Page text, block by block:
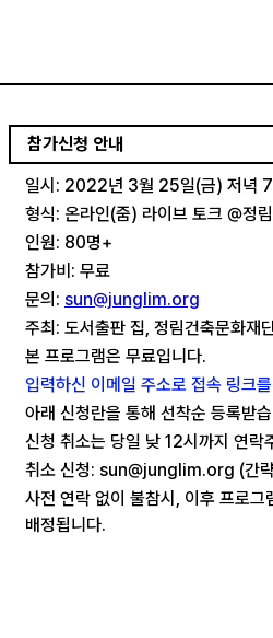
참가신청 안내
일시: 2022년 3월 25일(금) 저녁
형식: 온라인(줌) 라이브 토크 @정
인원: 80명+
참가비: 무료
문의: sun@junglim.org
주최: 도서출판 집, 정림건축문화재
본 프로그램은 무료입니다.
입력하신 이메일 주소로 접속 링크
아래 신청란을 통해 선착순 등록받
신청 취소는 당일 낮 12시까지 연락
취소 신청: sun@junglim.org (간
사전 연락 없이 불참시, 이후 프로그
배정됩니다.